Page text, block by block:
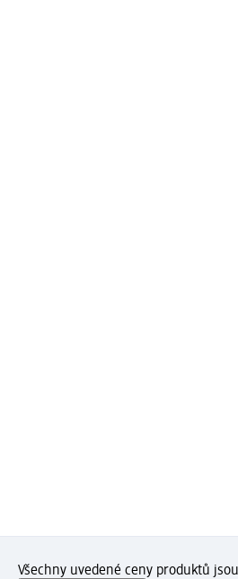
Všechny uvedené ceny produktů